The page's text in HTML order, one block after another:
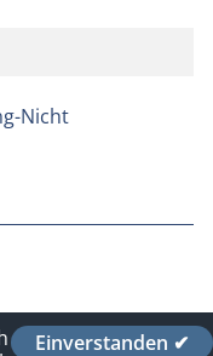
Nicht
Einverstanden ✔